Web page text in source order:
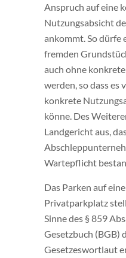
Anspruch auf eine
Nutzungsabsicht
ankommt. So dürfe
fremden
auch ohne
werden, so dass es
konkrete
könne. Des
Landgericht aus,
Wartepflicht
Das Parken auf
Privatparkplatz
Sinne des § 859
Gesetzbuch (BGB)
Gesetzeswortlaut